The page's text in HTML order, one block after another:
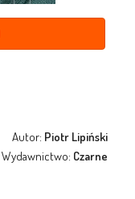
Autor: Piotr Lipiński
Wydawnictwo: Czarne